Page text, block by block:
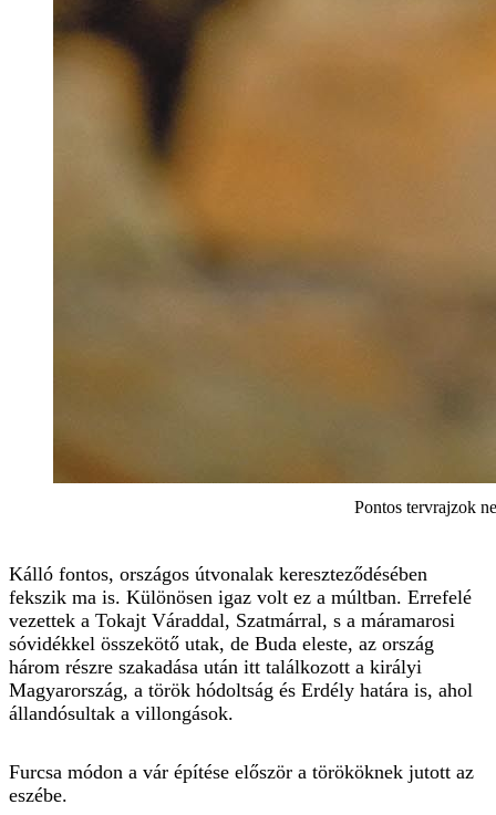
Pontos tervrajzok
Kálló fontos, országos útvonalak kereszteződésében
fekszik ma is. Különösen igaz volt ez a múltban. Errefelé
vezettek a Tokajt Váraddal, Szatmárral, s a máramarosi
sóvidékkel összekötő utak, de Buda eleste, az ország
három részre szakadása után itt találkozott a királyi
Magyarország, a török hódoltság és Erdély határa is, ahol
állandósultak a villongások.
Furcsa módon a vár építése először a törököknek jutott az
eszébe.